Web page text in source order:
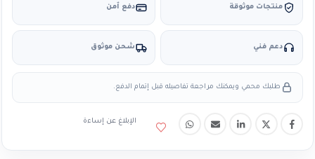
منتجات موثوقة دفع آمن
دعم فني شحن موثوق
طلبك محمي ويمكنك مراجعة تفاصيله قبل إتمام الدفع.
الإبلاغ عن إساءة